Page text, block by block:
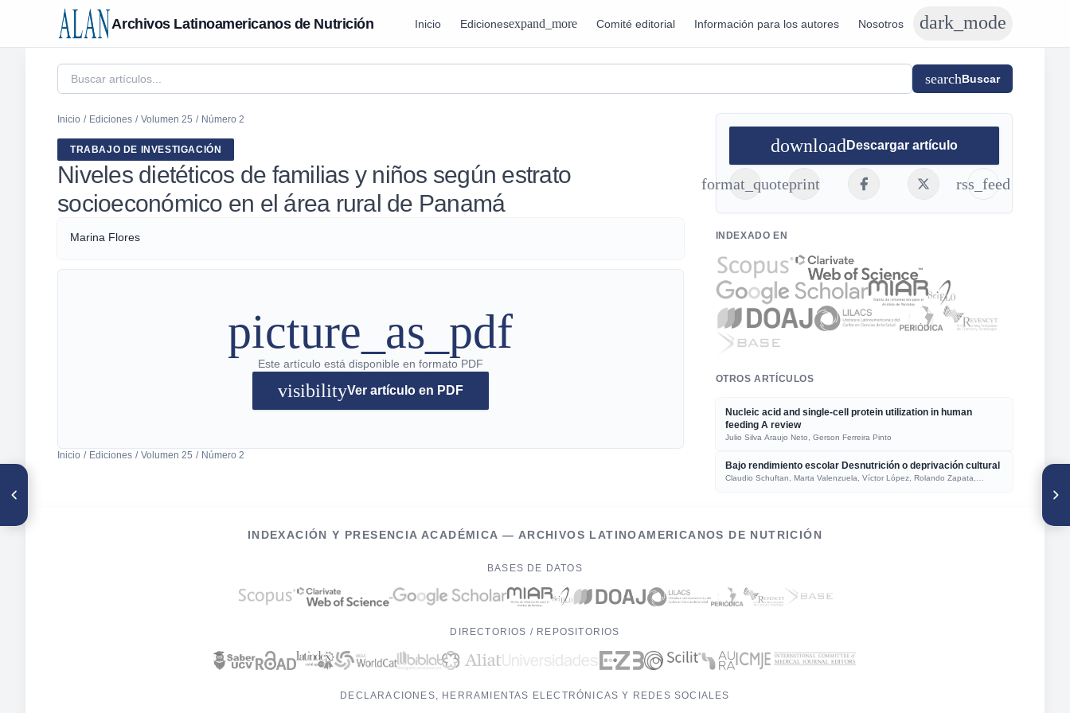
Archivos Latinoamericanos de Nutrición Inicio Edicionesexpand_more Comité editorial Información para los autores Nosotros dark_mode
searchBuscar
Inicio / Ediciones / Volumen 25 / Número 2
TRABAJO DE INVESTIGACIÓN
Niveles dietéticos de familias y niños según estrato
socioeconómico en el área rural de Panamá
Marina Flores
picture_as_pdf
Este artículo está disponible en formato PDF
visibilityVer artículo en PDF
Inicio / Ediciones / Volumen 25 / Número 2
download Descargar artículo
format_quoteprint rss_feed
INDEXADO EN
OTROS ARTÍCULOS
Nucleic acid and single-cell protein utilization in human
feeding A review
Julio Silva Araujo Neto, Gerson Ferreira Pinto
Bajo rendimiento escolar Desnutrición o deprivación cultural
Claudio Schuftan, Marta Valenzuela, Víctor López, Rolando Zapata,SIGUIENTE ARTÍCULO
INDEXACIÓN Y PRESENCIA ACADÉMICA — ARCHIVOS LATINOAMERICANOS DE NUTRICIÓN
BASES DE DATOS
DIRECTORIOS / REPOSITORIOS
DECLARACIONES, HERRAMIENTAS ELECTRÓNICAS Y REDES SOCIALES